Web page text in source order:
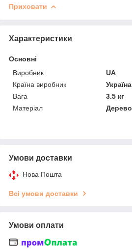
Приховати
Характеристики
Основні
Виробник
UA
Країна виробник
Україна
Вага
3.5 кг
Матеріал
Дерево
Умови доставки
Нова Пошта
Всі умови доставки
Умови оплати